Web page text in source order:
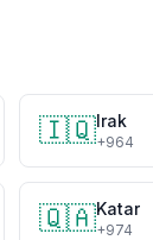
🇮🇶Irak
+964
🇶🇦Katar
+974